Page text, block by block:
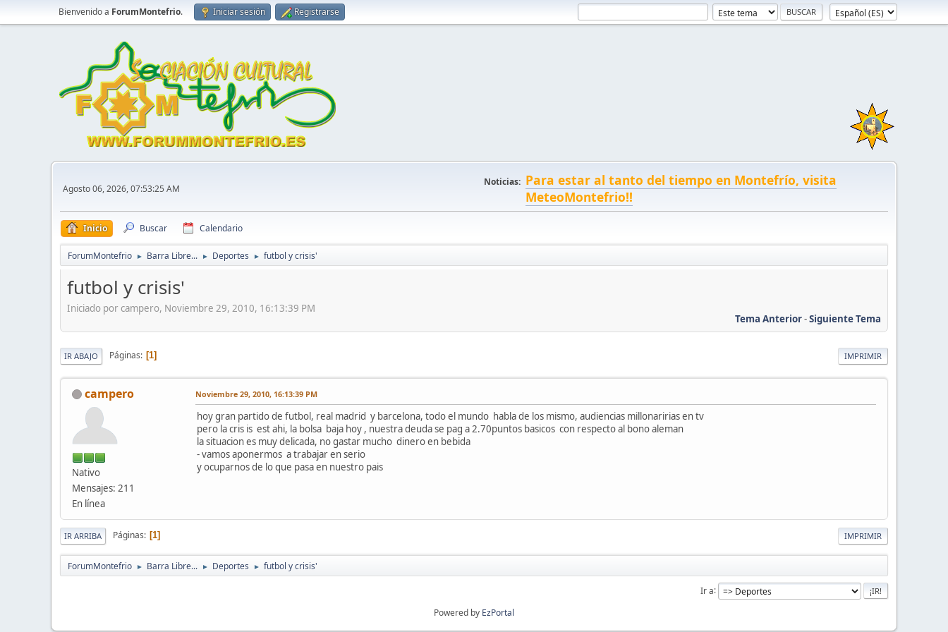
Bienvenido a ForumMontefrio. Iniciar sesión Registrarse
Agosto 06, 2026, 07:53:25 AM
Noticias: Para estar al tanto del tiempo en Montefrío, visita
MeteoMontefrio!!
Inicio Buscar Calendario
ForumMontefrio ► Barra Libre... ► Deportes ► futbol y crisis'
futbol y crisis'
Iniciado por campero, Noviembre 29, 2010, 16:13:39 PM
Tema Anterior-Siguiente Tema
IMPRIMIR
IR ABAJO Páginas 1
campero
Nativo
Mensajes: 211
En línea
Noviembre 29, 2010, 16:13:39 PM
hoy gran partido de futbol, real madrid y barcelona, todo el mundo habla de los mismo, audiencias millonaririas en tv
pero la cris is est ahi, la bolsa baja hoy , nuestra deuda se pag a 2.70puntos basicos con respecto al bono aleman
la situacion es muy delicada, no gastar mucho dinero en bebida
- vamos aponermos a trabajar en serio
y ocuparnos de lo que pasa en nuestro pais
IMPRIMIR
IR ARRIBA Páginas 1
ForumMontefrio ► Barra Libre... ► Deportes ► futbol y crisis'
Ir a
Powered by EzPortal